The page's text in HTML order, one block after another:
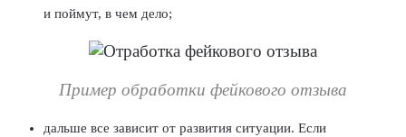
и поймут, в чем дело;
Пример обработки фейкового отзыва
дальше все зависит от развития ситуации. Если